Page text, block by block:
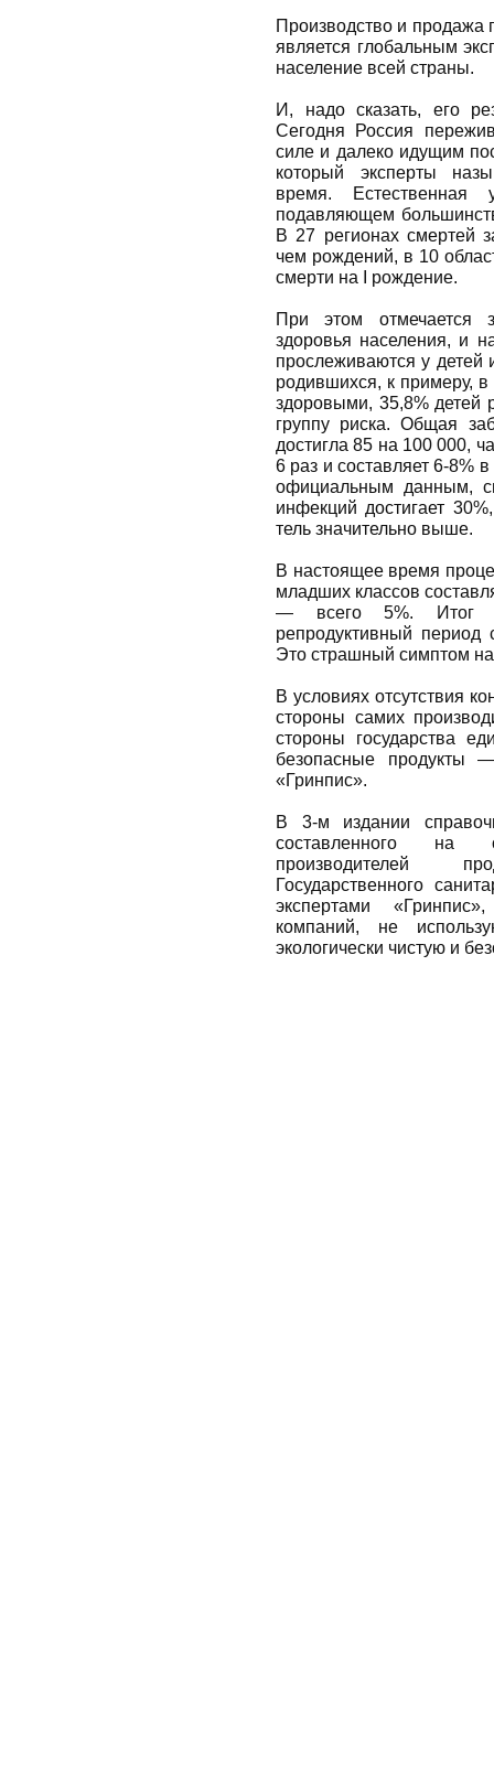
Производство и продажа
является глобальным
население всей страны.
И, надо сказать, его
Сегодня Россия
силе и далеко идущим
который эксперты
время. Естественная
подавляющем
В 27 регионах смертей
чем рождений, в 10
смерти на I рождение.
При этом отмечается
здоровья населения, и
прослеживаются у детей
родившихся, к примеру, в
здоровыми, 35,8% де­тей
группу риска. Об­щая
достигла 85 на 100 000,
6 раз и составляет 6-8%
официальным данным,
инфекций достигает
тель значительно выше.
В настоящее время
младших классов
— всего 5%. Итог -
репродуктивный период
Это страшный симптом
В условиях отсутствия
стороны самих
стороны государства
безопасные продукты
«Гринпис».
В 3-м издании
составленного на
производителей
Государственного
экспертами
компаний, не
экологически чистую и